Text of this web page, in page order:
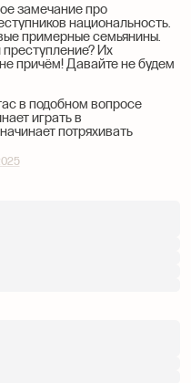
замечание про
национальность.
примерные семьянины.
Их
причём! Давайте не будем
в подобном вопросе
играть в
потряхивать